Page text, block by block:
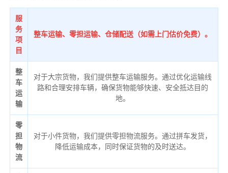
服
务
项
目
整车运输、零担运输、仓储配送（如需上门估价免费）。
整
车
运
输
对于大宗货物，我们提供整车运输服务。通过优化运输线
路和合理安排车辆，确保货物能够快速、安全抵达目的
地。
零
担
物
流
对于小件货物，我们提供零担物流服务。通过拼车发货，
降低运输成本，同时保证货物的及时送达。